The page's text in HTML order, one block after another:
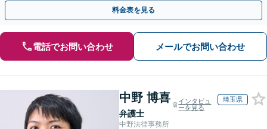
料金表を見る
電話でお問い合わせ メールでお問い合わせ
中野 博喜
弁護士
インタビュ
ーを見る
埼玉県
中野法律事務所